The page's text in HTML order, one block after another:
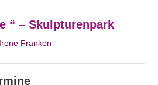
“ – Skulpturenpark
Irene Franken